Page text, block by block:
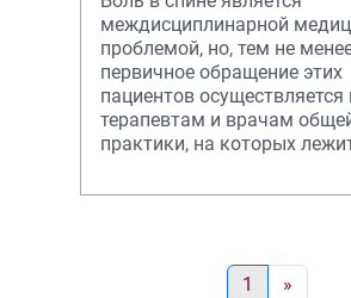
междисциплинарной
проблемой, но, тем не
первичное обращение этих
пациентов осуществляется
терапевтам и врачам
практики, на которых
дифференциальную
1 »